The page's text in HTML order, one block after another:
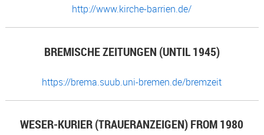
http://www.kirche-barrien.de/
BREMISCHE ZEITUNGEN (UNTIL 1945)
https://brema.suub.uni-bremen.de/bremzeit
WESER-KURIER (TRAUERANZEIGEN) FROM 1980